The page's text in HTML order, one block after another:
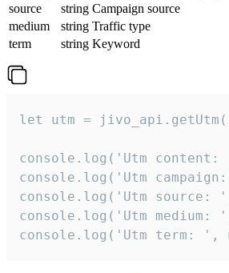
source
string Campaign source
medium
string Traffic type
term
string Keyword
let utm =
console.log('Utm
console.log('Utm
console.log('Utm source:
console.log('Utm medium:
console.log('Utm term: ',